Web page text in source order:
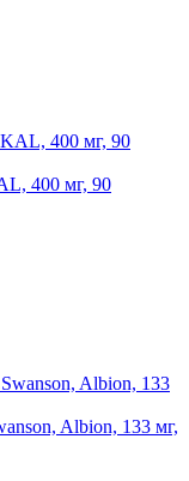
400 мг, 90
Albion, 133 мг,